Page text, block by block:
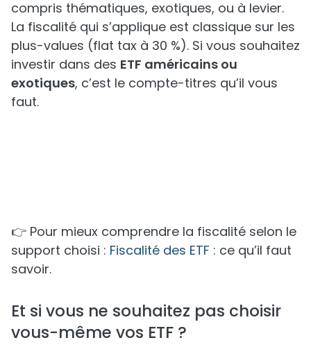
compris thématiques, exotiques, ou à levier.
La fiscalité qui s’applique est classique sur les
plus-values (flat tax à 30 %). Si vous souhaitez
investir dans des ETF américains ou
exotiques, c’est le compte-titres qu’il vous
faut.
👉 Pour mieux comprendre la fiscalité selon le
support choisi : Fiscalité des ETF : ce qu’il faut
savoir.
Et si vous ne souhaitez pas choisir
vous-même vos ETF ?